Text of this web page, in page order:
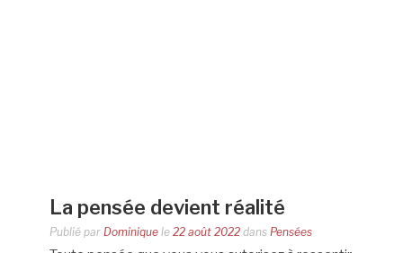
La pensée devient réalité
Publié par Dominique le 22 août 2022 dans Pensées